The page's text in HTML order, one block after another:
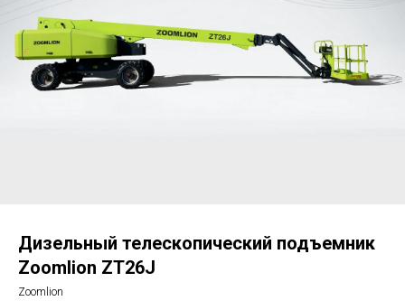
Дизельный телескопический подъемник
Zoomlion ZT26J
Zoomlion